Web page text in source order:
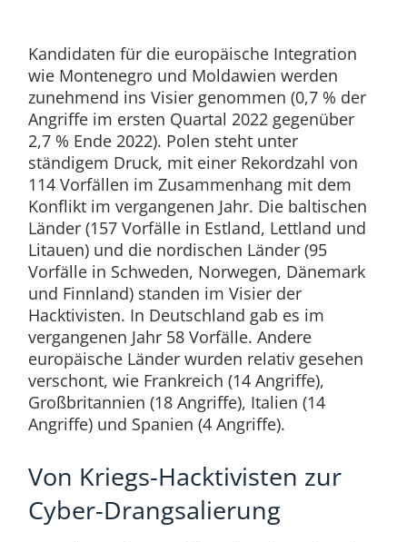
Kandidaten für die europäische Integration
wie Montenegro und Moldawien werden
zunehmend ins Visier genommen (0,7 % der
Angriffe im ersten Quartal 2022 gegenüber
2,7 % Ende 2022). Polen steht unter
ständigem Druck, mit einer Rekordzahl von
114 Vorfällen im Zusammenhang mit dem
Konflikt im vergangenen Jahr. Die baltischen
Länder (157 Vorfälle in Estland, Lettland und
Litauen) und die nordischen Länder (95
Vorfälle in Schweden, Norwegen, Dänemark
und Finnland) standen im Visier der
Hacktivisten. In Deutschland gab es im
vergangenen Jahr 58 Vorfälle. Andere
europäische Länder wurden relativ gesehen
verschont, wie Frankreich (14 Angriffe),
Großbritannien (18 Angriffe), Italien (14
Angriffe) und Spanien (4 Angriffe).
Von Kriegs-Hacktivisten zur
Cyber-Drangsalierung